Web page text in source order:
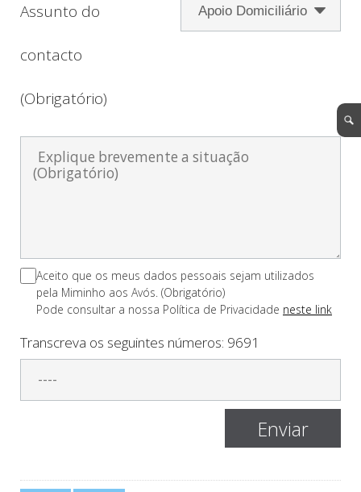
Assunto do
contacto
(Obrigatório)
Aceito que os meus dados pessoais sejam utilizados
pela Miminho aos Avós. (Obrigatório)
Pode consultar a nossa Polí­tica de Privacidade neste link
Transcreva os seguintes números: 9691